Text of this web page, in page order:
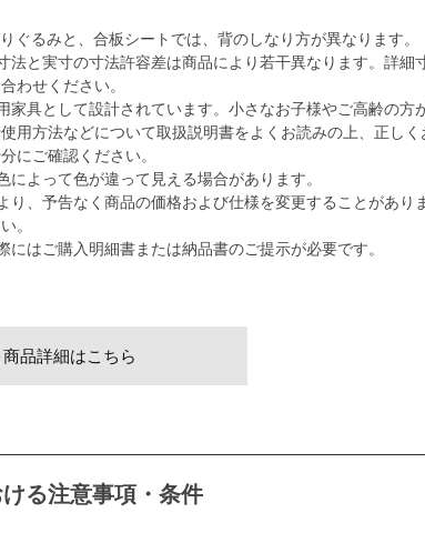
ぐるみと、合板シートでは、背のしなり方が異なります。
法と実寸の寸法許容差は商品により若干異なります。詳細
わせください。
家具として設計されています。小さなお子様やご高齢の方
用方法などについて取扱説明書をよくお読みの上、正しく
にご確認ください。
によって色が違って見える場合があります。
り、予告なく商品の価格および仕様を変更することがあり
。
にはご購入明細書または納品書のご提示が必要です。
商品詳細はこちら
る注意事項・条件